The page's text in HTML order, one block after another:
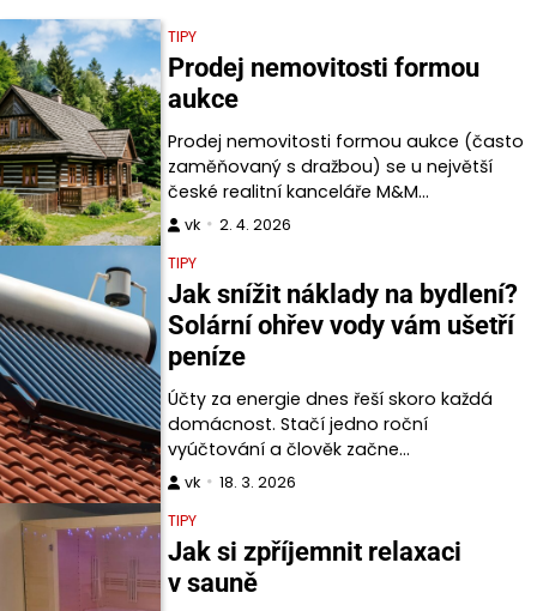
TIPY
Prodej nemovitosti formou
aukce
Prodej nemovitosti formou aukce (často
zaměňovaný s dražbou) se u největší
české realitní kanceláře M&M…
vk
2. 4. 2026
TIPY
Jak snížit náklady na bydlení?
Solární ohřev vody vám ušetří
peníze
Účty za energie dnes řeší skoro každá
domácnost. Stačí jedno roční
vyúčtování a člověk začne…
vk
18. 3. 2026
TIPY
Jak si zpříjemnit relaxaci
v sauně